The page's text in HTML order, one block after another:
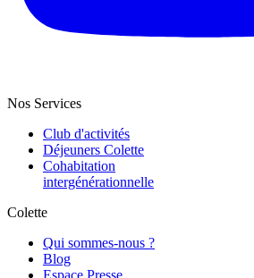
Nos Services
Club d'activités
Déjeuners Colette
Cohabitation
intergénération­nelle
Colette
Qui sommes-nous ?
Blog
Espace Presse